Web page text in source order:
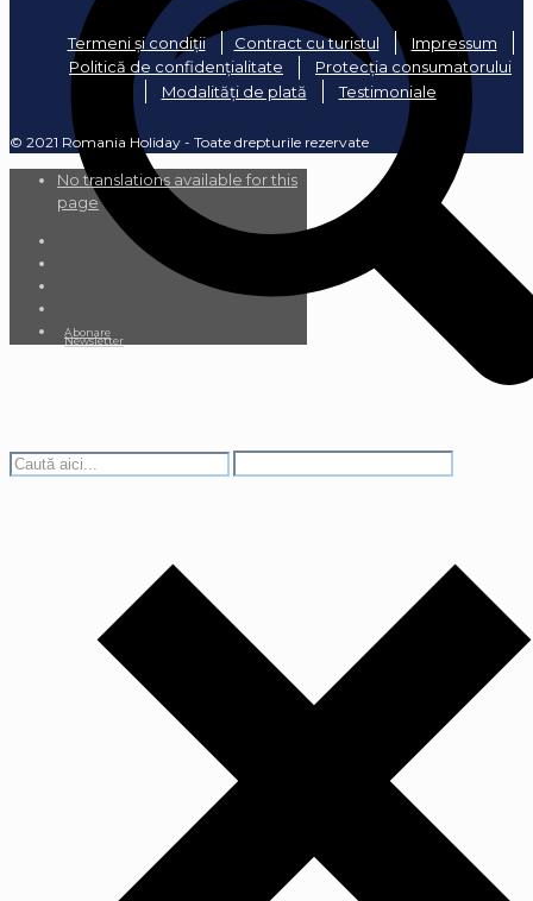
Termeni și condiții Contract cu turistul
Impressum
Politică de confidențialitate
Protecția consumatorului
Modalități de plată
Testimoniale
© 2021 Romania Holiday - Toate drepturile rezervate
No translations available for this
page
Abonare
Newsletter